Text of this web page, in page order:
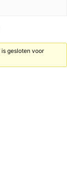
is gesloten voor